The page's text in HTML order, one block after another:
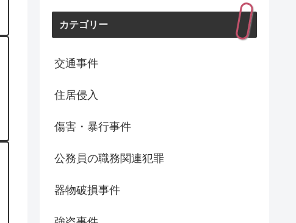
カテゴリー
交通事件
住居侵入
傷害・暴行事件
公務員の職務関連犯罪
器物破損事件